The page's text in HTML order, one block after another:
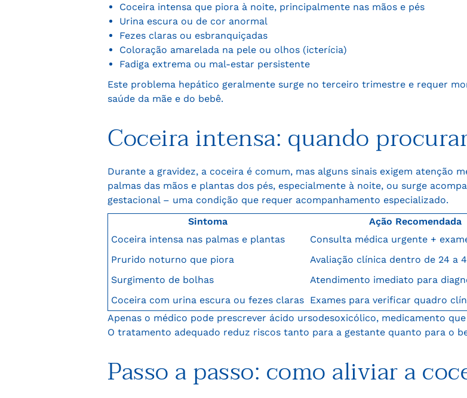
Coceira intensa que piora à noite, principalmente nas mãos e pés
Urina escura ou de cor anormal
Fezes claras ou esbranquiçadas
Coloração amarelada na pele ou olhos (icterícia)
Fadiga extrema ou mal-estar persistente
Este problema hepático geralmente surge no terceiro trimestre e requer
saúde da mãe e do bebê.
Coceira intensa: quando
Durante a gravidez, a coceira é comum, mas alguns sinais exigem atenção
palmas das mãos e plantas dos pés, especialmente à noite, ou surge
gestacional – uma condição que requer acompanhamento especializado.
Sintoma
Ação Recomendada
Coceira intensa nas palmas e plantas
Consulta médica urgente +
Prurido noturno que piora
Avaliação clínica dentro de 24 a
Surgimento de bolhas
Atendimento imediato para
Coceira com urina escura ou fezes claras Exames para verificar quadro
Apenas o médico pode prescrever ácido ursodesoxicólico, medicamento
O tratamento adequado reduz riscos tanto para a gestante quanto para o
Passo a passo: como aliviar a